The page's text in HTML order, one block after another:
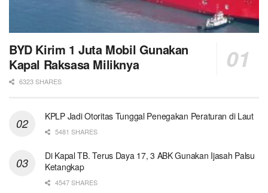
BYD Kirim 1 Juta Mobil Gunakan
Kapal Raksasa Miliknya
6323 SHARES
KPLP Jadi Otoritas Tunggal Penegakan Peraturan di Laut
5481 SHARES
Di Kapal TB. Terus Daya 17, 3 ABK Gunakan Ijasah Palsu
Ketangkap
4547 SHARES